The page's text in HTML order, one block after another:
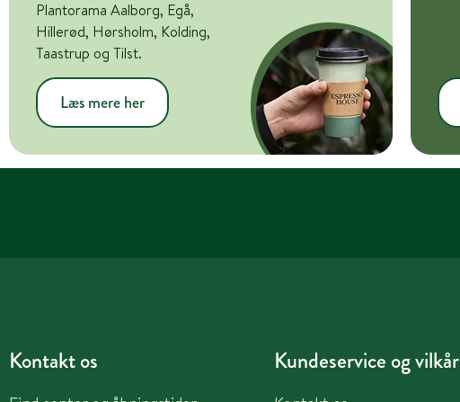
Plantorama Aalborg, Egå,
Hillerød, Hørsholm, Kolding,
Taastrup og Tilst.
Læs mere her
Kontakt os Kundeservice og vilkår